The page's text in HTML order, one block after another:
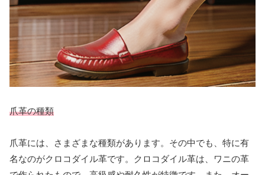
爪革の種類
爪革には、さまざまな種類があります。その中でも、特に有
名なのがクロコダイル革です。クロコダイル革は、ワニの革